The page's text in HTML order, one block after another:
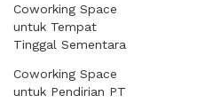
Coworking Space
untuk Tempat
Tinggal Sementara
Coworking Space
untuk Pendirian PT